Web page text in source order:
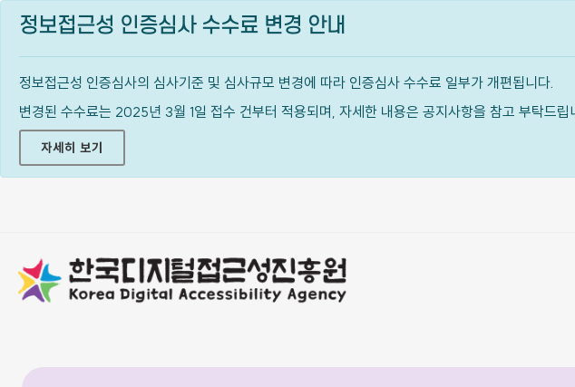
정보접근성 인증심사 수수료 변경 안내
정보접근성 인증심사의 심사기준 및 심사규모 변경에 따라 인증심사 수수료 일부가 개편됩니다.
변경된 수수료는 2025년 3월 1일 접수 건부터 적용되며, 자세한 내용은 공지사항을 참고 부탁드립
자세히 보기